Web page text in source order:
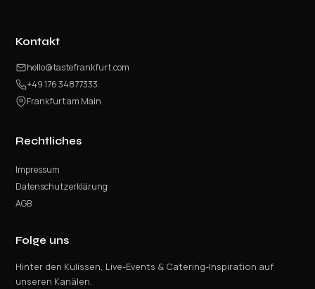
Kontakt
hello@tastefrankfurt.com
+49 176 34877333
Frankfurt am Main
Rechtliches
Impressum
Datenschutzerklärung
AGB
Folge uns
Hinter den Kulissen, Live-Events & Catering-Inspiration auf
unseren Kanälen.